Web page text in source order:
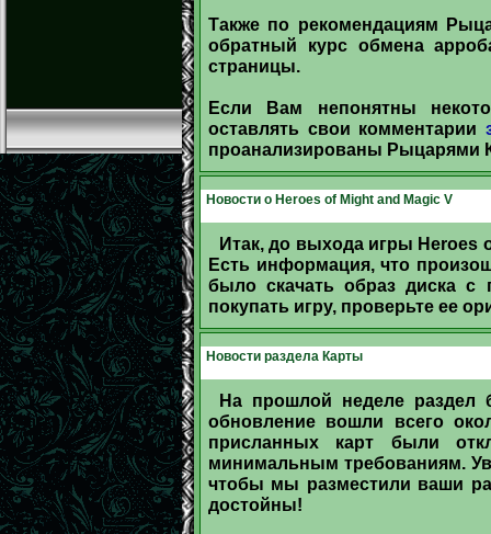
Также по рекомендациям
обратный курс обмена
страницы.
Если Вам непонятны
оставлять свои комментарии
проанализированы Рыцарями
Новости о Heroes of Might and Magic V
Итак, до выхода игры Heroes
Есть информация, что
было скачать образ диска с
покупать игру, проверьте ее
Новости раздела Карты
На прошлой неделе раздел
обновление вошли всего
присланных карт были
минимальным требованиям.
чтобы мы разместили ваши
достойны!